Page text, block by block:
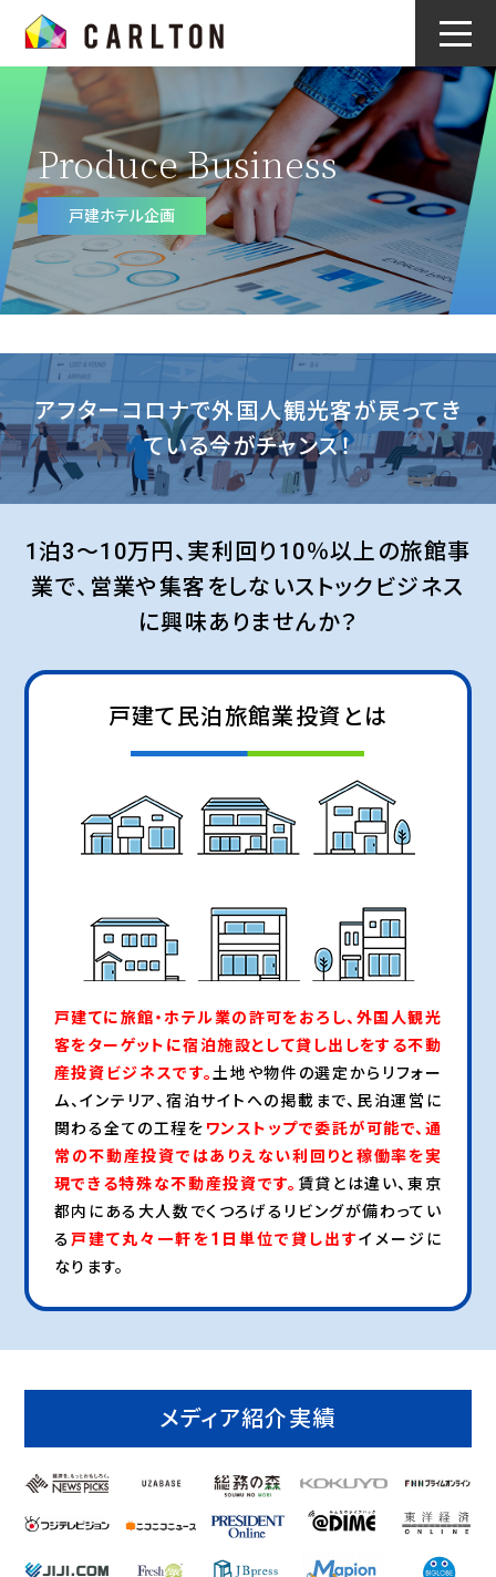
Produce Business
戸建ホテル企画
アフターコロナで外国人観光客が戻ってき
ている今がチャンス！
1泊3～10万円、実利回り10％以上の旅館事
業で、 営業や集客をしないストックビジネス
に興味ありませんか？
戸建て民泊旅館業投資とは
戸建てに旅館・ホテル業の許可をおろし、外国人観光
客をターゲットに宿泊施設として貸し出しをする不動
産投資ビジネスです。土地や物件の選定からリフォー
ム、インテリア、宿泊サイトへの掲載まで、民泊運営に
関わる全ての工程を ワンストップで委託が可能で、通
常の不動産投資ではありえない利回りと稼働率を実
現できる特殊な不動産投資です。 賃貸とは違い、東京
都内にある大人数でくつろげるリビングが備わってい
る 戸建て丸々一軒を1日単位で貸し出すイメージに
なります。
メディア紹介実績